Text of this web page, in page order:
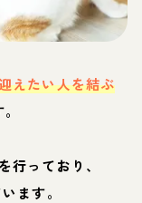
えたい人を結ぶ
行っており、
ます。